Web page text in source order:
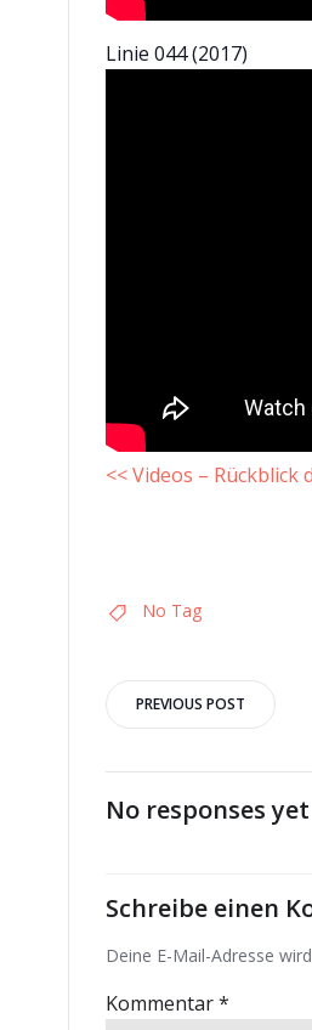
Linie 044 (2017)
<< Videos – Rückblick
No Tag
Post
PREVIOUS POST
No responses yet
Schreibe einen
Deine E-Mail-Adresse
Kommentar*